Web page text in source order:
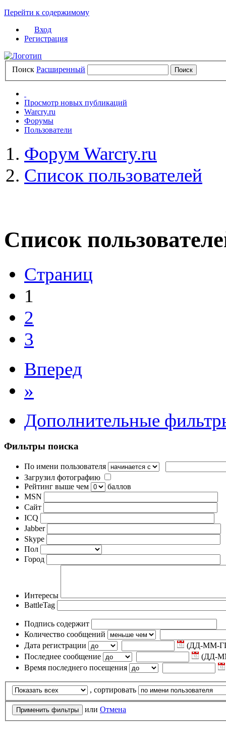
Перейти к содержимому
Вход
Регистрация
Поиск Расширенный
Просмотр новых публикаций
Warcry.ru
Форумы
Пользователи
Форум Warcry.ru
Список пользователей
Список
Страниц
1
2
3
Вперед
»
Дополнительные
Фильтры поиска
По имени пользователя
Загрузил фотографию
Рейтинг выше чем
баллов
MSN
Сайт
ICQ
Jabber
Skype
Пол
Город
Интересы
BattleTag
Подпись содержит
Количество сообщений
Дата регистрации
(ДД-ММ-
Последнее сообщение
(ДД-
Время последнего посещения
, сортировать
или Отмена